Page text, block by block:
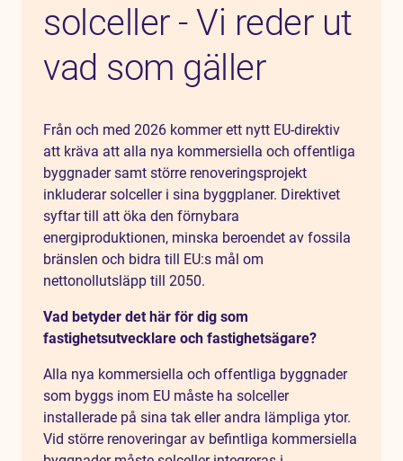
solceller - Vi reder ut
vad som gäller
Från och med 2026 kommer ett nytt EU-direktiv
att kräva att alla nya kommersiella och offentliga
byggnader samt större renoveringsprojekt
inkluderar solceller i sina byggplaner. Direktivet
syftar till att öka den förnybara
energiproduktionen, minska beroendet av fossila
bränslen och bidra till EU:s mål om
nettonollutsläpp till 2050.
Vad betyder det här för dig som
fastighetsutvecklare och fastighetsägare?
Alla nya kommersiella och offentliga byggnader
som byggs inom EU måste ha solceller
installerade på sina tak eller andra lämpliga ytor.
Vid större renoveringar av befintliga kommersiella